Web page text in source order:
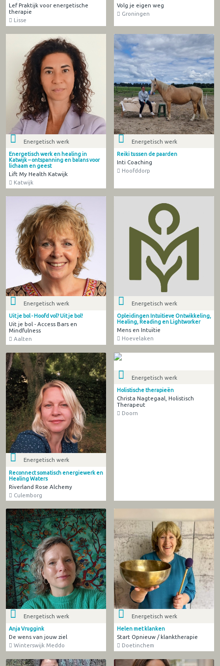
Lef Praktijk voor energetische
therapie
Lisse
Volg je eigen weg
Groningen
Energetisch werk
Energetisch werk en healing in
Katwijk – ontspanning en balans voor
lichaam en geest
Lift My Health Katwijk
Katwijk
Energetisch werk
Reiki tussen de paarden
Inti Coaching
Hoofddorp
Energetisch werk
Uit je bol - Hoofd vol? Uit je bol!
Uit je bol - Access Bars en
Mindfulness
Aalten
Energetisch werk
Opleidingen Intuitieve Ontwikkeling,
Healing, Reading en Lightworker
Mens en Intuïtie
Hoevelaken
Energetisch werk
Reconnect somatisch energiewerk en
Healing Waters
Riverland Rose Alchemy
Culemborg
Energetisch werk
Holistische therapieën
Christa Nagtegaal, Holistisch
Therapeut
Doorn
Energetisch werk
Anja Vruggink
De wens van jouw ziel
Winterswijk Meddo
Energetisch werk
Helen met klanken
Start Opnieuw / klanktherapie
Doetinchem